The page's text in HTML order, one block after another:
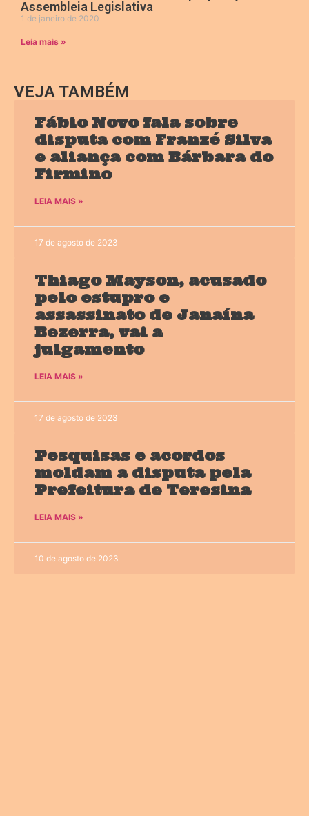
Assembleia Legislativa
1 de janeiro de 2020
Leia mais »
VEJA TAMBÉM
Fábio Novo fala sobre
disputa com Franzé Silva
e aliança com Bárbara do
Firmino
LEIA MAIS »
17 de agosto de 2023
Thiago Mayson, acusado
pelo estupro e
assassinato de Janaína
Bezerra, vai a
julgamento
LEIA MAIS »
17 de agosto de 2023
Pesquisas e acordos
moldam a disputa pela
Prefeitura de Teresina
LEIA MAIS »
10 de agosto de 2023